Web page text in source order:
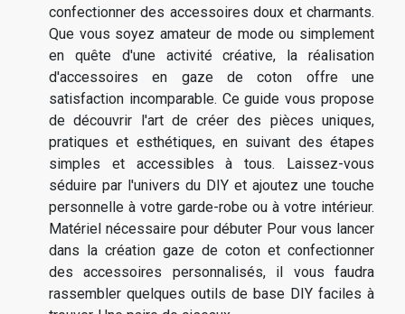
confectionner des accessoires doux et charmants.
Que vous soyez amateur de mode ou simplement
en quête d'une activité créative, la réalisation
d'accessoires en gaze de coton offre une
satisfaction incomparable. Ce guide vous propose
de découvrir l'art de créer des pièces uniques,
pratiques et esthétiques, en suivant des étapes
simples et accessibles à tous. Laissez-vous
séduire par l'univers du DIY et ajoutez une touche
personnelle à votre garde-robe ou à votre intérieur.
Matériel nécessaire pour débuter Pour vous lancer
dans la création gaze de coton et confectionner
des accessoires personnalisés, il vous faudra
rassembler quelques outils de base DIY faciles à